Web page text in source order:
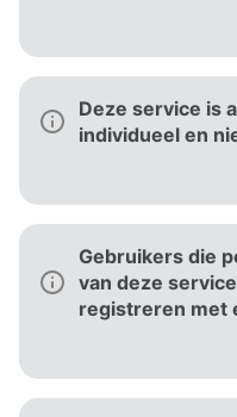
Deze service is
individueel en
Gebruikers die
van deze
registreren met